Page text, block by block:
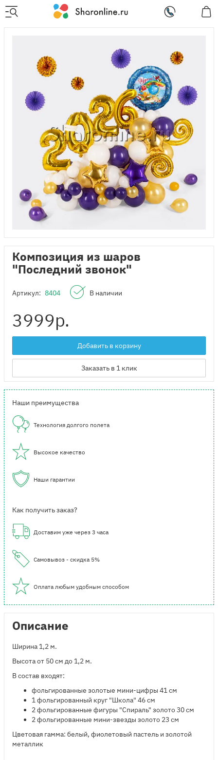
Композиция из шаров
"Последний звонок"
Артикул: 8404 В наличии
3999р.
Добавить в корзину
Заказать в 1 клик
Наши преимущества
Технология долгого полета
Высокое качество
Наши гарантии
Как получить заказ?
Доставим уже через 3 часа
Самовывоз - скидка 5%
Оплата любым удобным способом
Описание
Ширина 1,2 м.
Высота от 50 см до 1,2 м.
В состав входят:
​фольгированные золотые мини-цифры 41 см
1 фольгированный круг "Школа" 46 см
2 фольгированные фигуры "Спираль" золото 30 см
2 фольгированные мини-звезды золото 23 см
Цветовая гамма: белый, фиолетовый пастель и золотой
металлик